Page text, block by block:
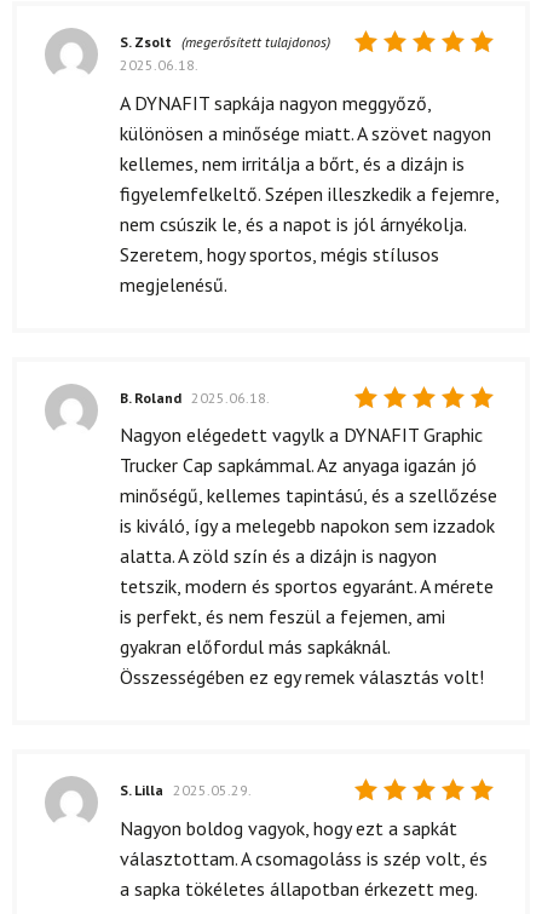
5/ 5
S. Zsolt (megerősített tulajdonos)
2025.06.18.
A DYNAFIT sapkája nagyon meggyőző,
különösen a minősége miatt. A szövet nagyon
kellemes, nem irritálja a bőrt, és a dizájn is
figyelemfelkeltő. Szépen illeszkedik a fejemre,
nem csúszik le, és a napot is jól árnyékolja.
Szeretem, hogy sportos, mégis stílusos
megjelenésű.
Értékelés:
B. Roland 2025.06.18.
Nagyon elégedett vagylk a DYNAFIT Graphic
Trucker Cap sapkámmal. Az anyaga igazán jó
minőségű, kellemes tapintású, és a szellőzése
is kiváló, így a melegebb napokon sem izzadok
alatta. A zöld szín és a dizájn is nagyon
tetszik, modern és sportos egyaránt. A mérete
is perfekt, és nem feszül a fejemen, ami
gyakran előfordul más sapkáknál.
Összességében ez egy remek választás volt!
Értékelés:
/ 5
S. Lilla 2025.05.29.
Nagyon boldog vagyok, hogy ezt a sapkát
választottam. A csomagoláss is szép volt, és
a sapka tökéletes állapotban érkezett meg.